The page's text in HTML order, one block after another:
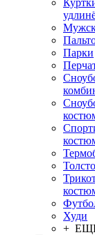
Парки
Худи
+